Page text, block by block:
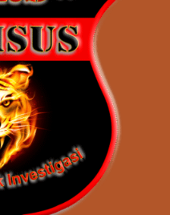
onenews.co.id
satusuara.co.id
halloindonesia.co.id